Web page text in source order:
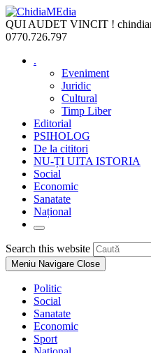
Skip
to
content
QUI AUDET VINCIT !
0770.726.797
.
Eveniment
Juridic
Cultural
Timp Liber
Editorial
PSIHOLOG
De la cititori
NU-ȚI UITA ISTORIA
Social
Economic
Sanatate
Național
Toggle
website
search
Search this website
Meniu Navigare Close
Politic
Social
Sanatate
Economic
Sport